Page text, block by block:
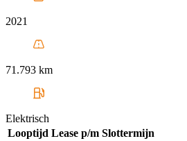
2021
71.793 km
Elektrisch
Looptijd Lease p/m Slottermijn